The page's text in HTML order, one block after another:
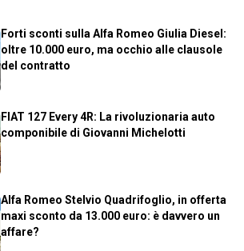
Forti sconti sulla Alfa Romeo Giulia Diesel:
oltre 10.000 euro, ma occhio alle clausole
del contratto
FIAT 127 Every 4R: La rivoluzionaria auto
componibile di Giovanni Michelotti
Alfa Romeo Stelvio Quadrifoglio, in offerta
maxi sconto da 13.000 euro: è davvero un
affare?